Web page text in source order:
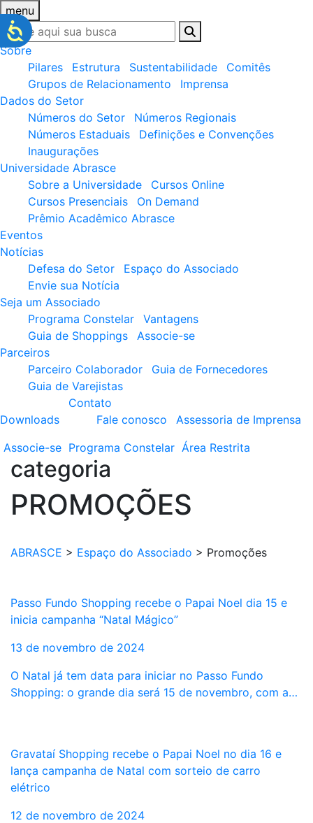
menu
Sobre
Pilares
Estrutura Sustentabilidade
Comitês
Grupos de Relacionamento
Imprensa
Dados do Setor
Números do Setor
Números Regionais
Números Estaduais
Definições e Convenções
Inaugurações
Universidade Abrasce
Sobre a Universidade
Cursos Online
Cursos Presenciais
On Demand
Prêmio Acadêmico Abrasce
Eventos
Notícias
Defesa do Setor
Espaço do Associado
Envie sua Notícia
Seja um Associado
Programa Constelar
Vantagens
Guia de Shoppings
Associe-se
Parceiros
Parceiro Colaborador
Guia de Fornecedores
Guia de Varejistas
Downloads
Contato
Fale conosco
Assessoria de Imprensa
Associe-se Programa Constelar Área Restrita
categoria
PROMOÇÕES
ABRASCE > Espaço do Associado > Promoções
Passo Fundo Shopping recebe o Papai Noel dia 15 e
inicia campanha “Natal Mágico”
13 de novembro de 2024
O Natal já tem data para iniciar no Passo Fundo
Shopping: o grande dia será 15 de novembro, com a…
Gravataí Shopping recebe o Papai Noel no dia 16 e
lança campanha de Natal com sorteio de carro
elétrico
12 de novembro de 2024